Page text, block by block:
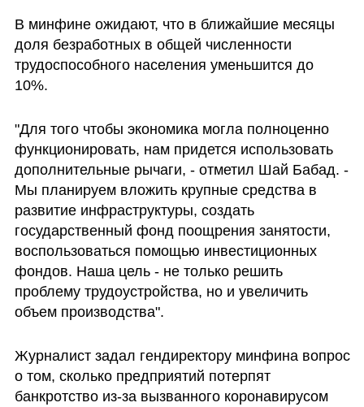
В минфине ожидают, что в ближайшие месяцы
доля безработных в общей численности
трудоспособного населения уменьшится до
10%.
"Для того чтобы экономика могла полноценно
функционировать, нам придется использовать
дополнительные рычаги, - отметил Шай Бабад. -
Мы планируем вложить крупные средства в
развитие инфраструктуры, создать
государственный фонд поощрения занятости,
воспользоваться помощью инвестиционных
фондов. Наша цель - не только решить
проблему трудоустройства, но и увеличить
объем производства".
Журналист задал гендиректору минфина вопрос
о том, сколько предприятий потерпят
банкротство из-за вызванного коронавирусом